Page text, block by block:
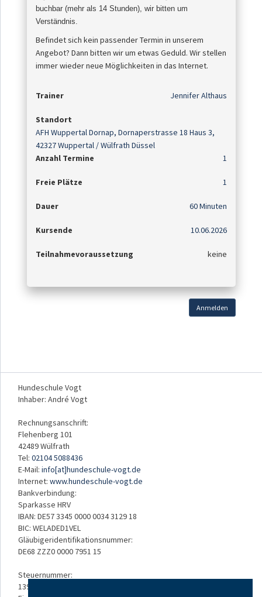
buchbar (mehr als 14 Stunden), wir bitten um
Verständnis.
Befindet sich kein passender Termin in unserem
Angebot? Dann bitten wir um etwas Geduld. Wir stellen
immer wieder neue Möglichkeiten in das Internet.
Trainer Jennifer Althaus
Standort
AFH Wuppertal Dornap, Dornaperstrasse 18 Haus 3,
42327 Wuppertal / Wülfrath Düssel
Anzahl Termine
1
Freie Plätze 1
Dauer 60 Minuten
Kursende 10.06.2026
Teilnahmevoraussetzung keine
Anmelden
Hundeschule Vogt
Inhaber: André Vogt
Rechnungsanschrift:
Flehenberg 101
42489 Wülfrath
Tel: 02104 5088436
E-Mail: info[at]hundeschule-vogt.de
Internet: www.hundeschule-vogt.de
Bankverbindung:
Sparkasse HRV
IBAN: DE57 3345 0000 0034 3129 18
BIC: WELADED1VEL
Gläubigeridentifikationsnummer:
DE68 ZZZ0 0000 7951 15
Steuernummer:
139/5234/3050